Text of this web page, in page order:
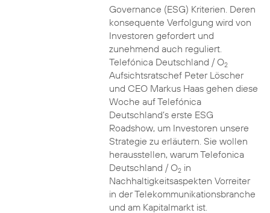
Governance (ESG) Kriterien. Deren
konsequente Verfolgung wird von
Investoren gefordert und
zunehmend auch reguliert.
Telefónica Deutschland / O2
Aufsichtsratschef Peter Löscher
und CEO Markus Haas gehen diese
Woche auf Telefónica
Deutschland’s erste ESG
Roadshow, um Investoren unsere
Strategie zu erläutern. Sie wollen
herausstellen, warum Telefonica
Deutschland / O2in
Nachhaltigkeitsaspekten Vorreiter
in der Telekommunikationsbranche
und am Kapitalmarkt ist.